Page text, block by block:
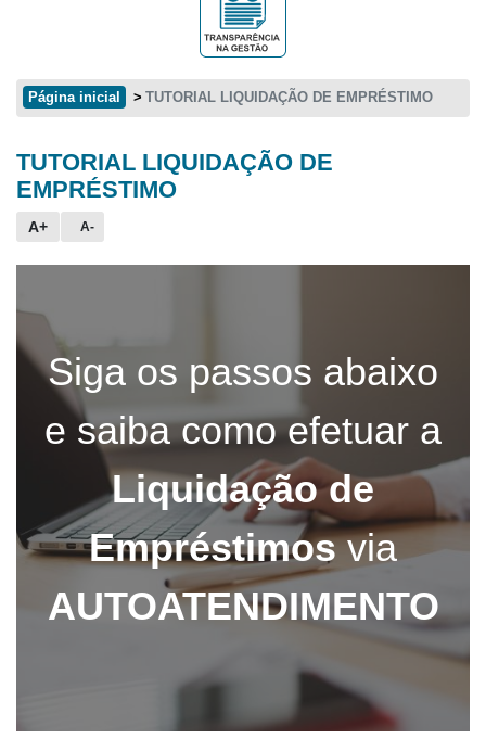
Página inicial TUTORIAL LIQUIDAÇÃO DE EMPRÉSTIMO
Conteúdo principal
TUTORIAL LIQUIDAÇÃO DE
EMPRÉSTIMO
A+ A-
Siga os passos abaixo
e saiba como efetuar a
Liquidação de
Empréstimosvia
AUTOATENDIMENTO